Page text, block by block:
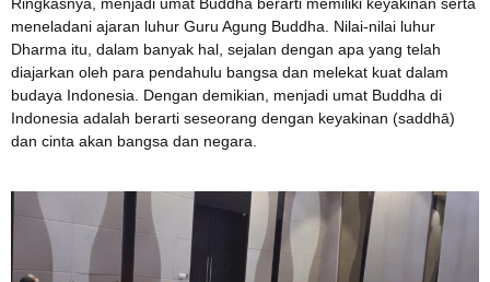
Ringkasnya, menjadi umat Buddha berarti memiliki keyakinan serta
meneladani ajaran luhur Guru Agung Buddha. Nilai-nilai luhur
Dharma itu, dalam banyak hal, sejalan dengan apa yang telah
diajarkan oleh para pendahulu bangsa dan melekat kuat dalam
budaya Indonesia. Dengan demikian, menjadi umat Buddha di
Indonesia adalah berarti seseorang dengan keyakinan (saddhā)
dan cinta akan bangsa dan negara.